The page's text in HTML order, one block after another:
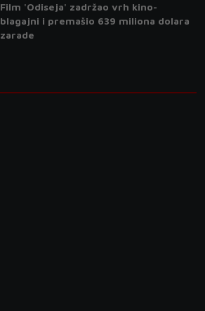
Film 'Odiseja' zadržao vrh kino-
blagajni i premašio 639 miliona dolara
zarade